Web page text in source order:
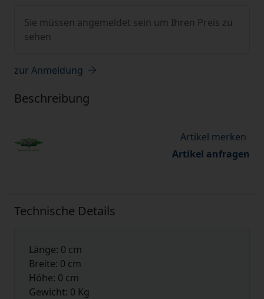
Sie müssen angemeldet sein um Ihren Preis zu
sehen
zur Anmeldung
Beschreibung
Artikel anfragen
Technische Details
Länge: 0 cm
Breite: 0 cm
Höhe: 0 cm
Gewicht: 0 Kg